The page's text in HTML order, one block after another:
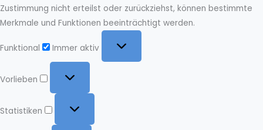
Zustimmung nicht erteilst oder zurückziehst, können bestimmte
Merkmale und Funktionen beeinträchtigt werden.
Funktional
Immer aktiv
Vorlieben
Statistiken